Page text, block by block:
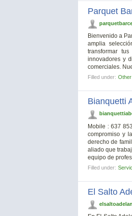
Parquet
Bienvenido a
amplia
transformar
innovadores y
comerciales.
Filled under: Other
Bianquetti
Mobile : 637
compromiso y
derecho de
aliado que
equipo de
Filled under:
El Salto